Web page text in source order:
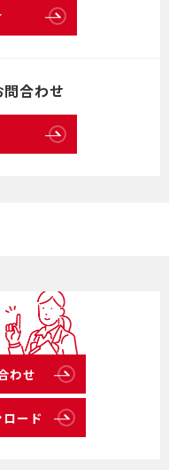
合わせ
わせ
ード